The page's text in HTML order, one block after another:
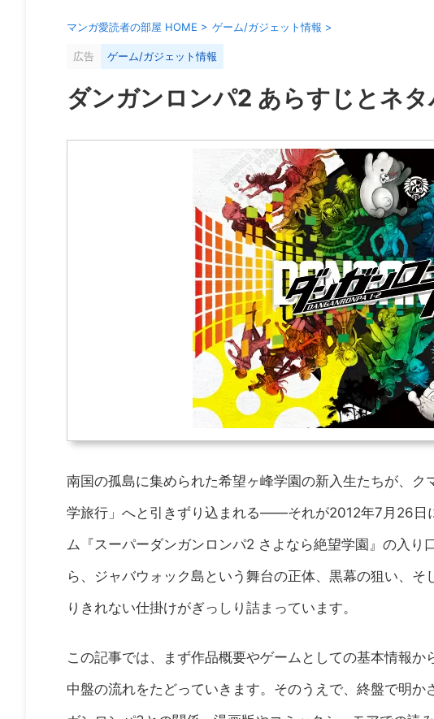
マンガ愛読者の部屋 HOME > ゲーム/ガジェット情報 >
広告 ゲーム/ガジェット情報
ダンガンロンパ2 あらすじとネ
南国の孤島に集められた希望ヶ峰学園の新入生たちが、
学旅行」へと引きずり込まれる——それが2012年7月26日
ム『スーパーダンガンロンパ2 さよなら絶望学園』の入
ら、ジャバウォック島という舞台の正体、黒幕の狙い、
りきれない仕掛けがぎっしり詰まっています。
この記事では、まず作品概要やゲームとしての基本情報
中盤の流れをたどっていきます。そのうえで、終盤で明